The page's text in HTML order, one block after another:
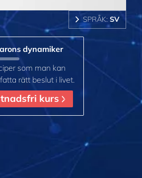
SPRÅK: SV
dynamiker
som man kan
rätt beslut i livet.
kurs